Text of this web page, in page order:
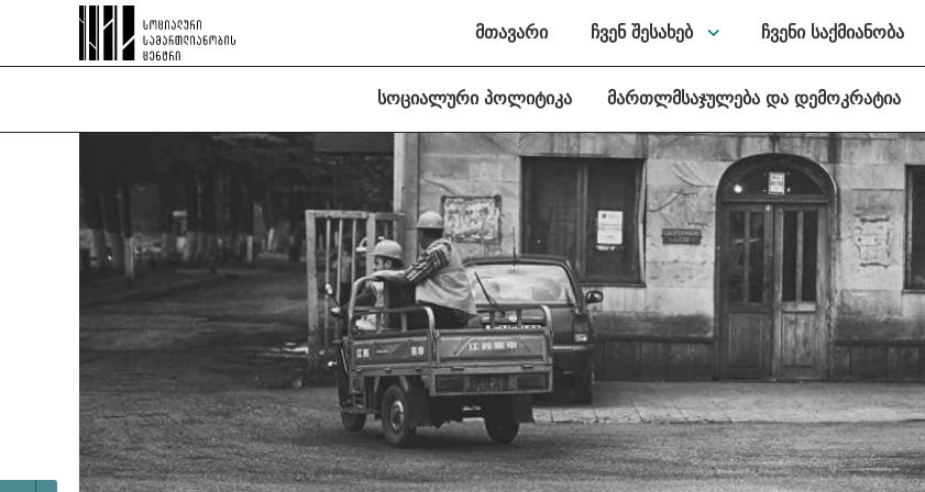
მთავარი ჩვენ შესახებ ჩვენი საქმიანობა
სოციალური პოლიტიკა მართლმსაჯულება და დემოკრატია